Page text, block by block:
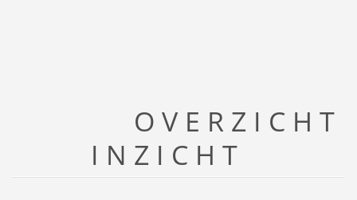
O V E R Z I C H T
I N Z I C H T